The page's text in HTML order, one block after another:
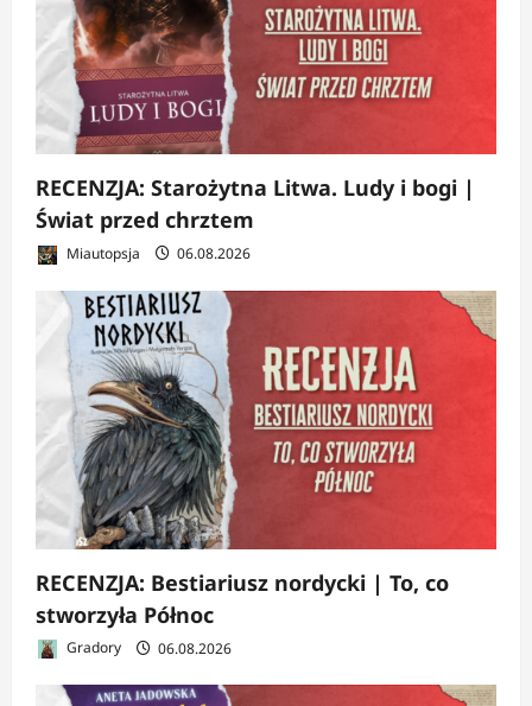
RECENZJA: Starożytna Litwa. Ludy i bogi |
Świat przed chrztem
Miautopsja 06.08.2026
RECENZJA: Bestiariusz nordycki | To, co
stworzyła Północ
Gradory 06.08.2026